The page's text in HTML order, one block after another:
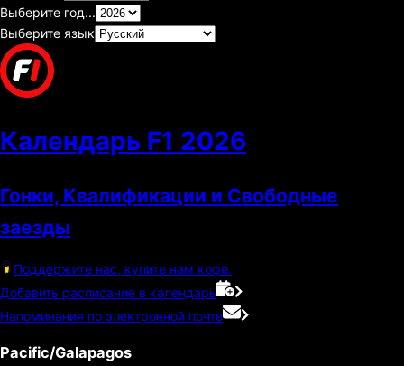
Выберите год...
Выберите язык
Календарь F1 2026
Гонки, Квалификации и Свободные
заезды
Поддержите нас, купите нам кофе.
Добавить расписание в календарь
Напоминания по электронной почте
Pacific/Galapagos